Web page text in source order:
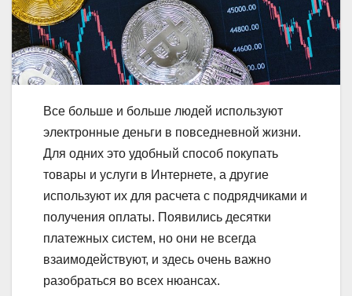
Все больше и больше людей используют
электронные деньги в повседневной жизни.
Для одних это удобный способ покупать
товары и услуги в Интернете, а другие
используют их для расчета с подрядчиками и
получения оплаты. Появились десятки
платежных систем, но они не всегда
взаимодействуют, и здесь очень важно
разобраться во всех нюансах.